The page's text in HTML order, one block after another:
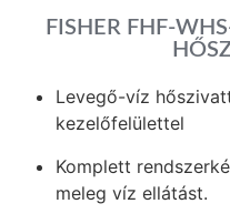
FISHER FHF-
Levegő-víz
kezelőfelülettel
Komplett
meleg víz ellátást.